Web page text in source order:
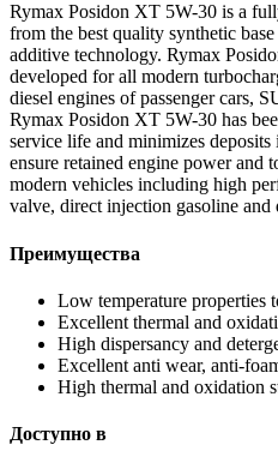
Rymax Posidon XT 5W-30 is a
from the best quality synthetic
additive technology. Rymax
developed for all modern
diesel engines of passenger cars,
Rymax Posidon XT 5W-30 has
service life and minimizes
ensure retained engine power and
modern vehicles including high
valve, direct injection gasoline and
Преимущества
Low temperature properties
Excellent thermal and
High dispersancy and
Excellent anti wear, anti-
High thermal and oxidation
Доступно в